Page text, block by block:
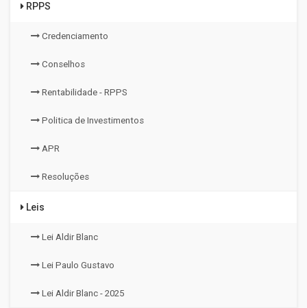
RPPS
Credenciamento
Conselhos
Rentabilidade - RPPS
Politica de Investimentos
APR
Resoluções
Leis
Lei Aldir Blanc
Lei Paulo Gustavo
Lei Aldir Blanc - 2025